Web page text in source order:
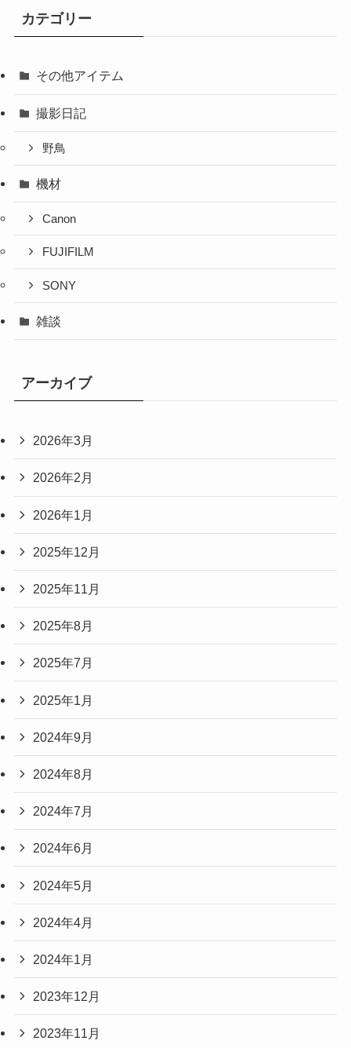
カテゴリー
その他アイテム
撮影日記
野鳥
機材
Canon
FUJIFILM
SONY
雑談
アーカイブ
2026年3月
2026年2月
2026年1月
2025年12月
2025年11月
2025年8月
2025年7月
2025年1月
2024年9月
2024年8月
2024年7月
2024年6月
2024年5月
2024年4月
2024年1月
2023年12月
2023年11月